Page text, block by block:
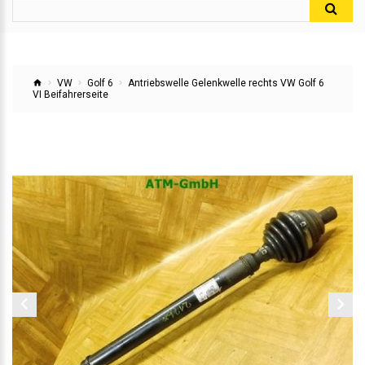
VW Golf 6
Antriebswelle Gelenkwelle rechts VW Golf 6
VI Beifahrerseite